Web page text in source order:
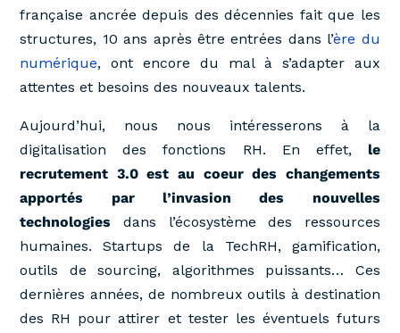
française ancrée depuis des décennies fait que les
structures, 10 ans après être entrées dans l’ère du
numérique, ont encore du mal à s’adapter aux
attentes et besoins des nouveaux talents.
Aujourd’hui, nous nous intéresserons à la
digitalisation des fonctions RH. En effet, le
recrutement 3.0 est au coeur des changements
apportés par l’invasion des nouvelles
technologies dans l’écosystème des ressources
humaines. Startups de la TechRH, gamification,
outils de sourcing, algorithmes puissants… Ces
dernières années, de nombreux outils à destination
des RH pour attirer et tester les éventuels futurs